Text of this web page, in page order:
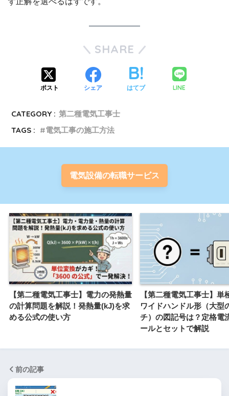
SHARE
ポスト シェア はてブ LINE
CATEGORY : 第二種電気工事士
TAGS :
電気工事の施工方法
電気設備の転職サービス
【第二種電気工事士】電力の発熱量
の計算問題を解説！発熱量(kJ)を求
める公式の使い方
【第二種電気工事士】単
ワイドハンドル形（大型
チ）の図記号は？定格電
ールとセットで解説
前の記事